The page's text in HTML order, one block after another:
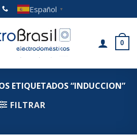
Español ▼
0
ETIQUETADOS “INDUCCION”
FILTRAR